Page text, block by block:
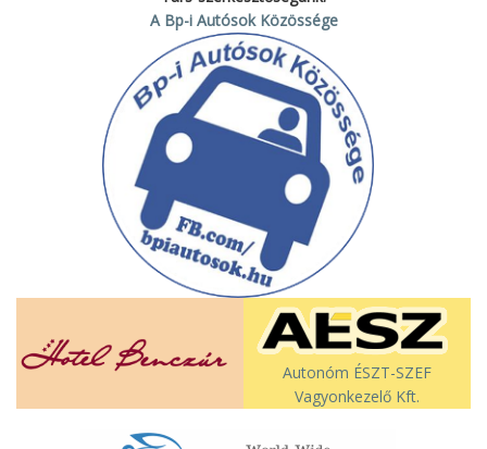
A Bp-i Autósok Közössége
Autonóm ÉSZT-SZEF
Vagyonkezelő Kft.